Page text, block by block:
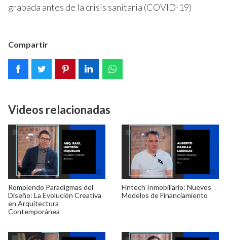
grabada antes de la crisis sanitaria (COVID-19)
Compartir
Videos relacionadas
Rompiendo Paradigmas del
Diseño: La Evolución Creativa
en Arquitectura
Contemporánea
Fintech Inmobiliario: Nuevos
Modelos de Financiamiento